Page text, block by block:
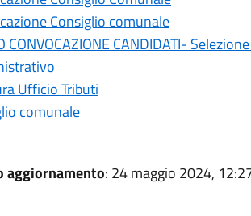
Consiglio comunale
CONVOCAZIONE CANDIDATI-
Ufficio Tributi
comunale
aggiornamento: 24 maggio 2024,